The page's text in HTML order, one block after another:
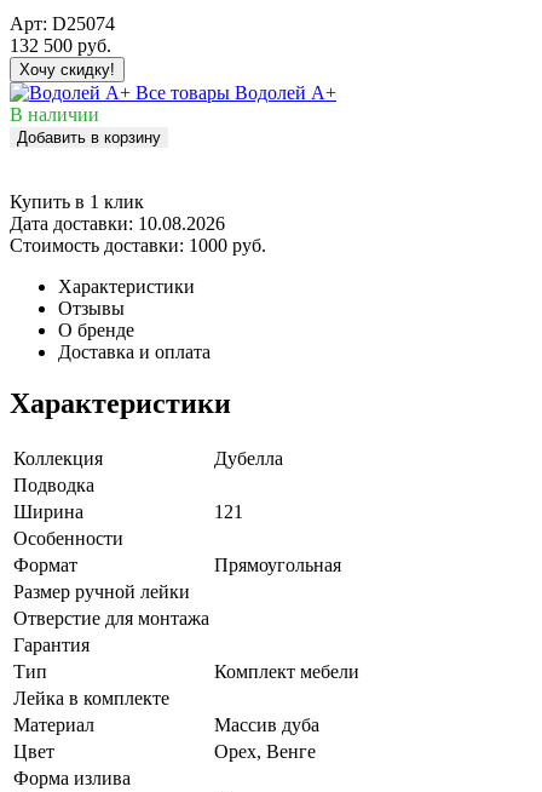
Арт: D25074
132 500 руб.
Хочу скидку!
Все товары Водолей А+
В наличии
Добавить в корзину
Купить в 1 клик
Дата доставки: 10.08.2026
Стоимость доставки: 1000 руб.
Характеристики
Отзывы
О бренде
Доставка и оплата
Характеристики
Коллекция
Дубелла
Подводка
Ширина
121
Особенности
Формат
Прямоугольная
Размер ручной лейки
Отверстие для монтажа
Гарантия
Тип
Комплект мебели
Лейка в комплекте
Материал
Массив дуба
Цвет
Орех, Венге
Форма излива